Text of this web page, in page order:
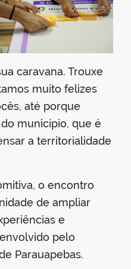
caravana. Trouxe
muito felizes
até porque
município, que é
a territorialidade
o encontro
de ampliar
e
pelo
Parauapebas.